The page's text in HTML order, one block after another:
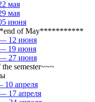
мая
мая
июня
of May***********
12 июня
19 июня
27 июня
semester~~~
10 апреля
17 апреля